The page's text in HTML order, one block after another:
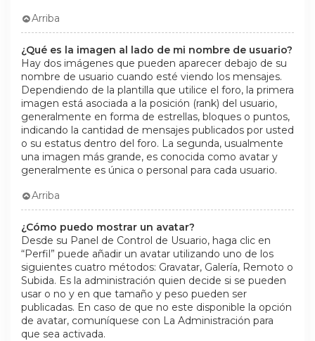
Arriba
¿Qué es la imagen al lado de mi nombre de usuario?
Hay dos imágenes que pueden aparecer debajo de su
nombre de usuario cuando esté viendo los mensajes.
Dependiendo de la plantilla que utilice el foro, la primera
imagen está asociada a la posición (rank) del usuario,
generalmente en forma de estrellas, bloques o puntos,
indicando la cantidad de mensajes publicados por usted
o su estatus dentro del foro. La segunda, usualmente
una imagen más grande, es conocida como avatar y
generalmente es única o personal para cada usuario.
Arriba
¿Cómo puedo mostrar un avatar?
Desde su Panel de Control de Usuario, haga clic en
“Perfil” puede añadir un avatar utilizando uno de los
siguientes cuatro métodos: Gravatar, Galería, Remoto o
Subida. Es la administración quien decide si se pueden
usar o no y en que tamaño y peso pueden ser
publicadas. En caso de que no este disponible la opción
de avatar, comuníquese con La Administración para
que sea activada.